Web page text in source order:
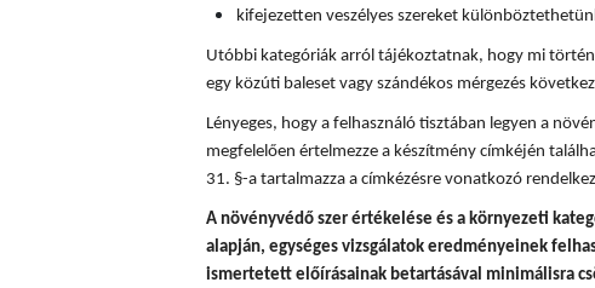
kifejezetten veszélyes szereket
Utóbbi kategóriák arról tájékoztatnak, hogy mi
egy közúti baleset vagy szándékos mérgezés
Lényeges, hogy a felhasználó tisztában legyen a
megfelelően értelmezze a készítmény címkéjén
31. §-a tartalmazza a címkézésre vonatkozó
A növényvédő szer értékelése és a környezeti
alapján, egységes vizsgálatok eredményeinek
ismertetett előírásainak betartásával minimálisra